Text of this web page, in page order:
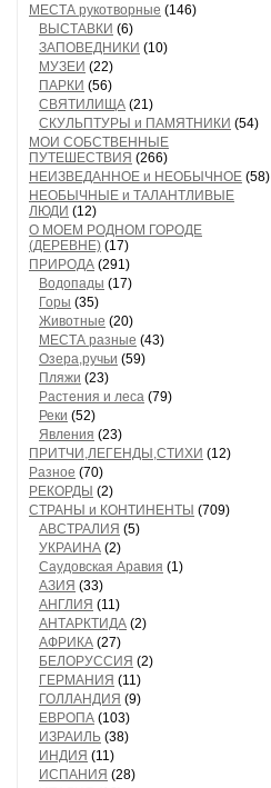
МЕСТА рукотворные (146)
ВЫСТАВКИ (6)
ЗАПОВЕДНИКИ (10)
МУЗЕИ (22)
ПАРКИ (56)
СВЯТИЛИЩА (21)
СКУЛЬПТУРЫ и ПАМЯТНИКИ (54)
МОИ СОБСТВЕННЫЕ
ПУТЕШЕСТВИЯ (266)
НЕИЗВЕДАННОЕ и НЕОБЫЧНОЕ (58)
НЕОБЫЧНЫЕ и ТАЛАНТЛИВЫЕ
ЛЮДИ (12)
О МОЕМ РОДНОМ ГОРОДЕ
(ДЕРЕВНЕ) (17)
ПРИРОДА (291)
Водопады (17)
Горы (35)
Животные (20)
МЕСТА разные (43)
Озера,ручьи (59)
Пляжи (23)
Растения и леса (79)
Реки (52)
Явления (23)
ПРИТЧИ,ЛЕГЕНДЫ,СТИХИ (12)
Разное (70)
РЕКОРДЫ (2)
СТРАНЫ и КОНТИНЕНТЫ (709)
АВСТРАЛИЯ (5)
УКРАИНА (2)
Саудовская Аравия (1)
АЗИЯ (33)
АНГЛИЯ (11)
АНТАРКТИДА (2)
АФРИКА (27)
БЕЛОРУССИЯ (2)
ГЕРМАНИЯ (11)
ГОЛЛАНДИЯ (9)
ЕВРОПА (103)
ИЗРАИЛЬ (38)
ИНДИЯ (11)
ИСПАНИЯ (28)